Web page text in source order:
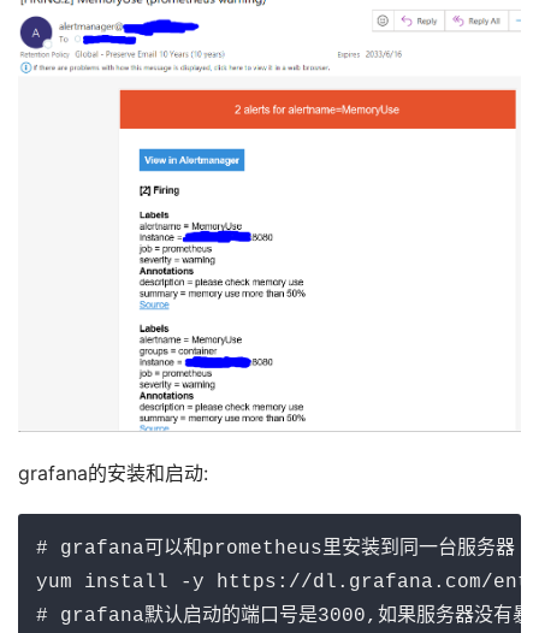
grafana的安装和启动:
# grafana可以和prometheus里安装到同一台服务器
yum install -y https://dl.grafana.com/
# grafana默认启动的端口号是3000,如果服务器没有